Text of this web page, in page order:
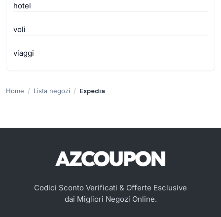
hotel
voli
viaggi
Home Lista negozi Expedia
Codici Sconto Verificati & Offerte Esclusive
dai Migliori Negozi Online.